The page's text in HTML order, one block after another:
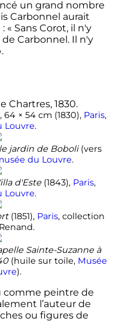
un grand nombre
Carbonnel aurait
« Sans Corot, il n'y
Carbonnel. Il n'y
64 × 54 cm (1830), Paris,
Louvre.
jardin de Boboli(vers
du Louvre.
d'Este (1843), Paris,
Louvre.
(1851), Paris, collection
Sainte-Suzanne à
(huile sur toile, Musée
).
comme peintre de
l’auteur de
ou figures de